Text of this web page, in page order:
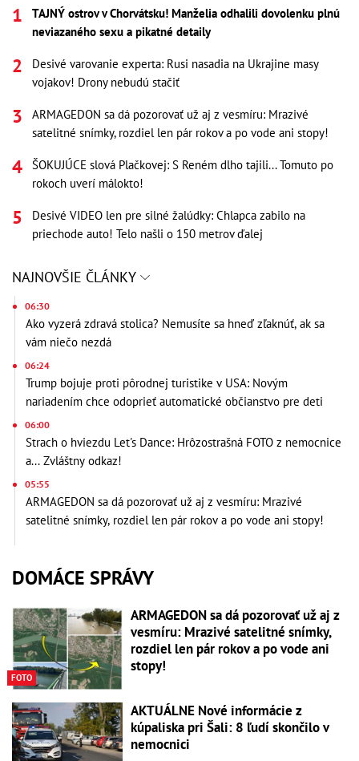
TAJNÝ ostrov v Chorvátsku! Manželia odhalili dovolenku plnú
neviazaného sexu a pikatné detaily
Desivé varovanie experta: Rusi nasadia na Ukrajine masy
vojakov! Drony nebudú stačiť
ARMAGEDON sa dá pozorovať už aj z vesmíru: Mrazivé
satelitné snímky, rozdiel len pár rokov a po vode ani stopy!
ŠOKUJÚCE slová Plačkovej: S Reném dlho tajili... Tomuto po
rokoch uverí málokto!
Desivé VIDEO len pre silné žalúdky: Chlapca zabilo na
priechode auto! Telo našli o 150 metrov ďalej
NAJNOVŠIE ČLÁNKY
06:30
Ako vyzerá zdravá stolica? Nemusíte sa hneď zľaknúť, ak sa
vám niečo nezdá
06:24
Trump bojuje proti pôrodnej turistike v USA: Novým
nariadením chce odoprieť automatické občianstvo pre deti
06:00
Strach o hviezdu Let's Dance: Hrôzostrašná FOTO z nemocnice
a... Zvláštny odkaz!
05:55
ARMAGEDON sa dá pozorovať už aj z vesmíru: Mrazivé
satelitné snímky, rozdiel len pár rokov a po vode ani stopy!
DOMÁCE SPRÁVY
FOTO
ARMAGEDON sa dá pozorovať už aj z
vesmíru: Mrazivé satelitné snímky,
rozdiel len pár rokov a po vode ani
stopy!
AKTUÁLNE Nové informácie z
kúpaliska pri Šali: 8 ľudí skončilo v
nemocnici